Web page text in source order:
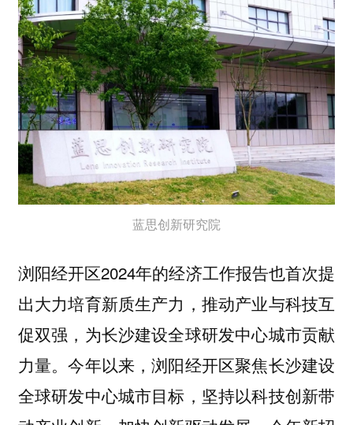
蓝思创新研究院
浏阳经开区2024年的经济工作报告也首次提
出大力培育新质生产力，推动产业与科技互
促双强，为长沙建设全球研发中心城市贡献
力量。今年以来，浏阳经开区聚焦长沙建设
全球研发中心城市目标，坚持以科技创新带